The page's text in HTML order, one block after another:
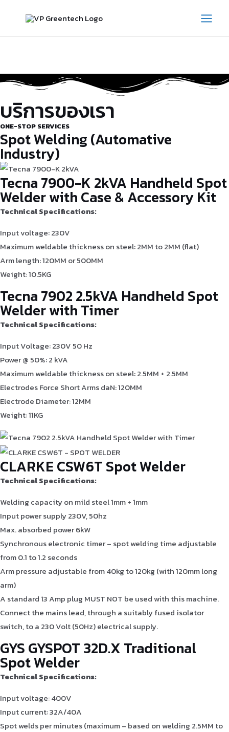
MAIN
บริการของเรา
ONE-STOP SERVICES
Spot Welding (Automative
Industry)
Tecna 7900-K 2kVA Handheld Spot
Welder with Case & Accessory Kit
Technical Specifications:
Input voltage: 230V
Maximum weldable thickness on steel: 2MM to 2MM (flat)
Arm length: 120MM or 500MM
Weight: 10.5KG
Tecna 7902 2.5kVA Handheld Spot
Welder with Timer
Technical Specifications:
Input Voltage: 230V 50 Hz
Power @ 50%: 2 kVA
Maximum weldable thickness on steel: 2.5MM + 2.5MM
Electrodes Force Short Arms daN: 120MM
Electrode Diameter: 12MM
Weight: 11KG
CLARKE CSW6T Spot Welder
Technical Specifications:
Welding capacity on mild steel 1mm + 1mm
Input power supply 230V, 50hz
Max. absorbed power 6kW
Synchronous electronic timer – spot welding time adjustable
from 0.1 to 1.2 seconds
Arm pressure adjustable from 40kg to 120kg (with 120mm long
arm)
A standard 13 Amp plug MUST NOT be used with this machine.
Connect the mains lead, through a suitably fused isolator
switch, to a 230 Volt (50Hz) electrical supply.
GYS GYSPOT 32D.X Traditional
Spot Welder
Technical Specifications:
Input voltage: 400V
Input current: 32A/40A
Spot welds per minutes (maximum – based on welding 2.5MM to